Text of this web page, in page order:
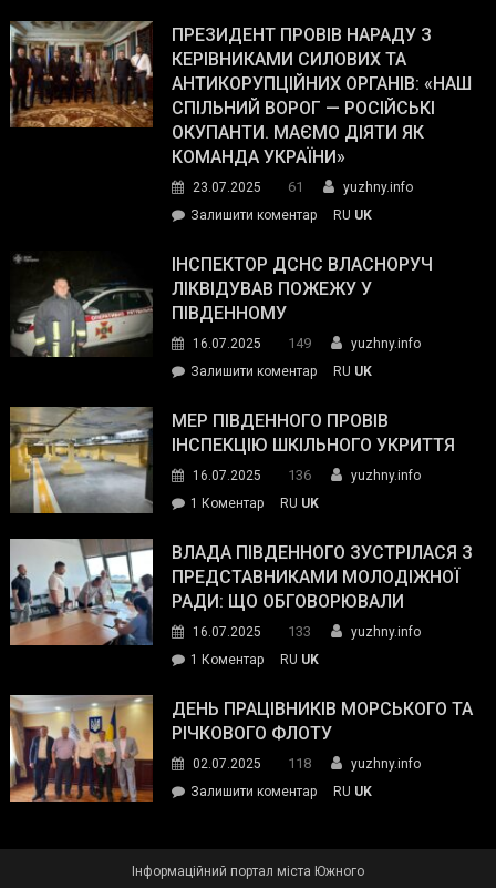
Street
Journal.
Південному
працівникам
ОПЗ
з
матеріального
резерву
гуманітарну
допомогу
ПРЕЗИДЕНТ ПРОВІВ НАРАДУ З
КЕРІВНИКАМИ СИЛОВИХ ТА
АНТИКОРУПЦІЙНИХ ОРГАНІВ: «НАШ
СПІЛЬНИЙ ВОРОГ — РОСІЙСЬКІ
ОКУПАНТИ. МАЄМО ДІЯТИ ЯК
КОМАНДА УКРАЇНИ»
23.07.2025 61
yuzhny.info
Залишити коментарon
провів
нараду
силових
та
органів:
«Наш
спільний
окупанти.
Маємо
діяти
команда
RU UK
ІНСПЕКТОР ДСНС ВЛАСНОРУЧ
ЛІКВІДУВАВ ПОЖЕЖУ У
ПІВДЕННОМУ
16.07.2025 149
yuzhny.info
Залишити коментарon
ДСНС
власноруч
пожежу
у
RU UK
МЕР ПІВДЕННОГО ПРОВІВ
ІНСПЕКЦІЮ ШКІЛЬНОГО УКРИТТЯ
16.07.2025 136
yuzhny.info
1 Коментардо
Південного
провів
інспекцію
укриття
RU UK
ВЛАДА ПІВДЕННОГО ЗУСТРІЛАСЯ З
ПРЕДСТАВНИКАМИ МОЛОДІЖНОЇ
РАДИ: ЩО ОБГОВОРЮВАЛИ
16.07.2025 133
yuzhny.info
1 Коментардо
Південного
зустрілася
представниками
молодіжної
обговорювали
RU UK
ДЕНЬ ПРАЦІВНИКІВ МОРСЬКОГО ТА
РІЧКОВОГО ФЛОТУ
02.07.2025 118
yuzhny.info
Залишити коментарon
RU UK
Інформаційний портал міста Южного